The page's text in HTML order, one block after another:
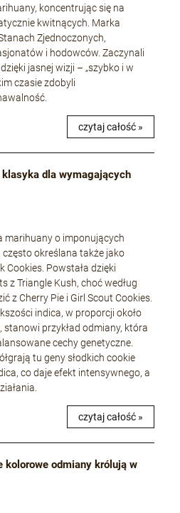
koncentrując się na
kwitnących. Marka
Zjednoczonych,
i hodowców. Zaczynali
jasnej wizji – „szybko i w
czasie zdobyli
czytaj całość »
klasyka dla wymagających
marihuany o imponujących
określana także jako
Cookies. Powstała dzięki
z Triangle Kush, choć według
z Cherry Pie i Girl Scout Cookies.
indica, w proporcji około
stanowi przykład odmiany, która
cechy genetyczne.
tu geny słodkich cookie
co daje efekt intensywnego, a
czytaj całość »
kolorowe odmiany królują w